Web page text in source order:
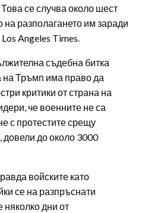
се случва около шест
разполагането им заради
Angeles Times.
съдебна битка
на Тръмп има право да
критики от страна на
че военните не са
с протестите срещу
довели до около 3000
войските като
се на разпръснати
няколко дни от